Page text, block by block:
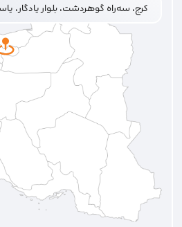
کرج، سه‌راه گوهردشت، بلوار یادگار، یاسر